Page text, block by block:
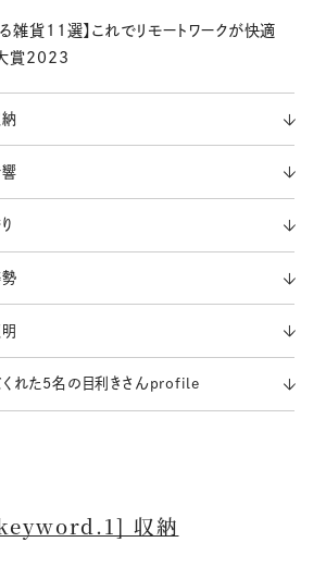
t
雑貨11選】これでリモートワークが快適
大賞2023
くれた5名の目利きさんprofile
収納